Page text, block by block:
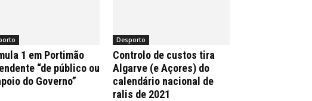
1 em Portimão
“de público ou
do Governo”
Desporto
Controlo de custos tira
Algarve (e Açores) do
calendário nacional de
ralis de 2021